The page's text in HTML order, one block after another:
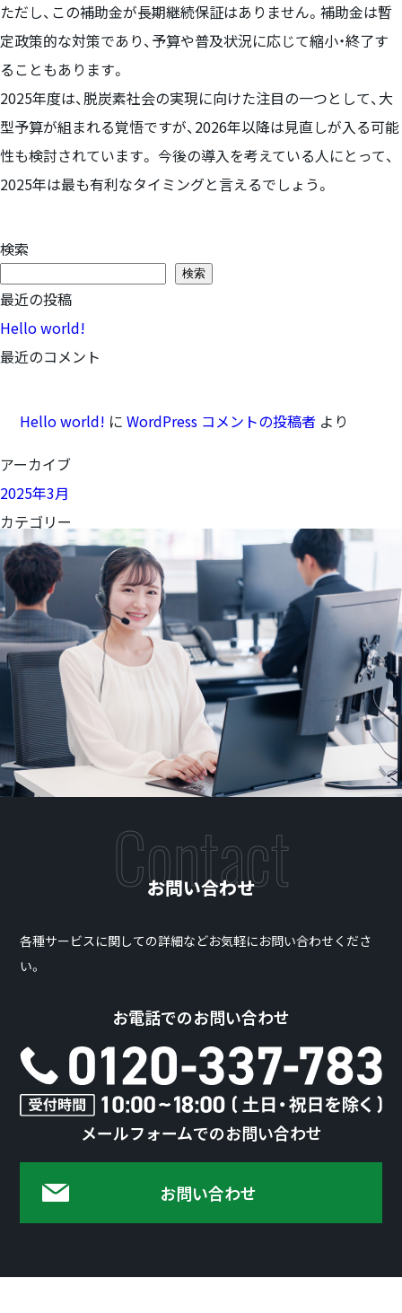
ただし、この補助金が長期継続保証はありません。補助金は暫
定政策的な対策であり、予算や普及状況に応じて縮小・終了す
ることもあります。
2025年度は、脱炭素社会の実現に向けた注目の一つとして、大
型予算が組まれる覚悟ですが、2026年以降は見直しが入る可能
性も検討されています。 今後の導入を考えている人にとって、
2025年は最も有利なタイミングと言えるでしょう。
検索
検索
最近の投稿
Hello world!
最近のコメント
Hello world! にWordPress コメントの投稿者 より
アーカイブ
2025年3月
カテゴリー
未分類
Contact
お問い合わせ
各種サービスに関しての詳細などお気軽にお問い合わせくださ
い。
お電話でのお問い合わせ
メールフォームでのお問い合わせ
お問い合わせ